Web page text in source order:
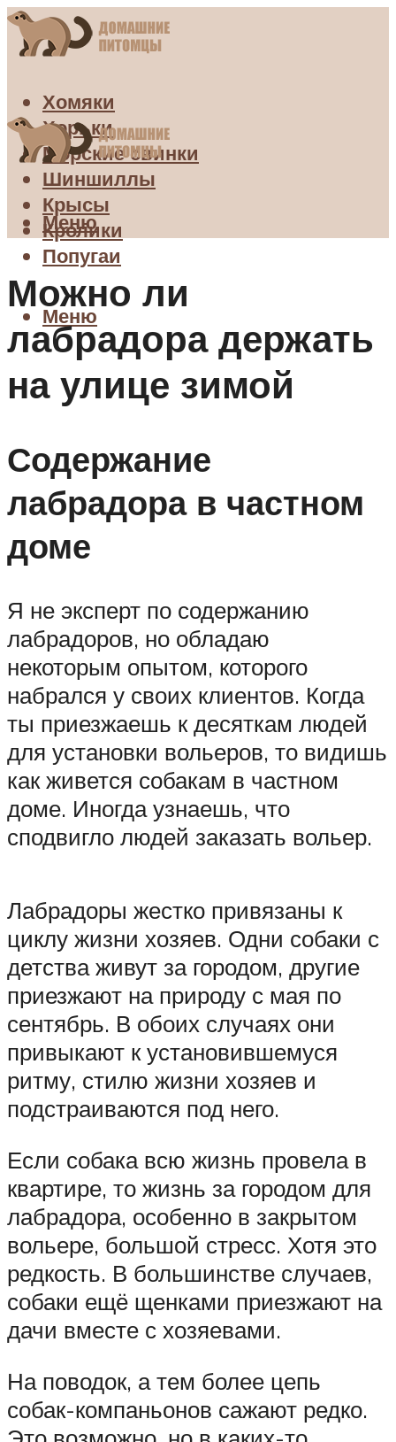
Хомяки
Хорьки
Морские свинки
Шиншиллы
Крысы
Кролики
Попугаи
Меню
Меню
Можно ли
лабрадора держать
на улице зимой
Содержание
лабрадора в частном
доме
Я не эксперт по содержанию
лабрадоров, но обладаю
некоторым опытом, которого
набрался у своих клиентов. Когда
ты приезжаешь к десяткам людей
для установки вольеров, то видишь
как живется собакам в частном
доме. Иногда узнаешь, что
сподвигло людей заказать вольер.
Лабрадоры жестко привязаны к
циклу жизни хозяев. Одни собаки с
детства живут за городом, другие
приезжают на природу с мая по
сентябрь. В обоих случаях они
привыкают к установившемуся
ритму, стилю жизни хозяев и
подстраиваются под него.
Если собака всю жизнь провела в
квартире, то жизнь за городом для
лабрадора, особенно в закрытом
вольере, большой стресс. Хотя это
редкость. В большинстве случаев,
собаки ещё щенками приезжают на
дачи вместе с хозяевами.
На поводок, а тем более цепь
собак-компаньонов сажают редко.